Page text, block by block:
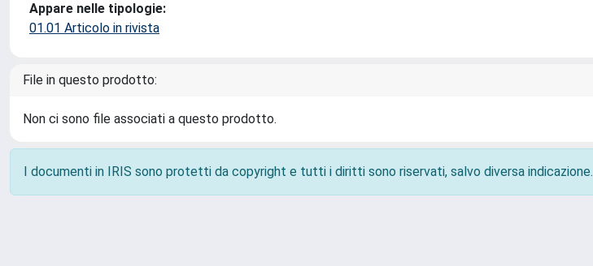
Appare nelle tipologie:
01.01 Articolo in rivista
File in questo prodotto:
Non ci sono file associati a questo prodotto.
I documenti in IRIS sono protetti da copyright e tutti i diritti sono riservati, salvo diversa indicazione.